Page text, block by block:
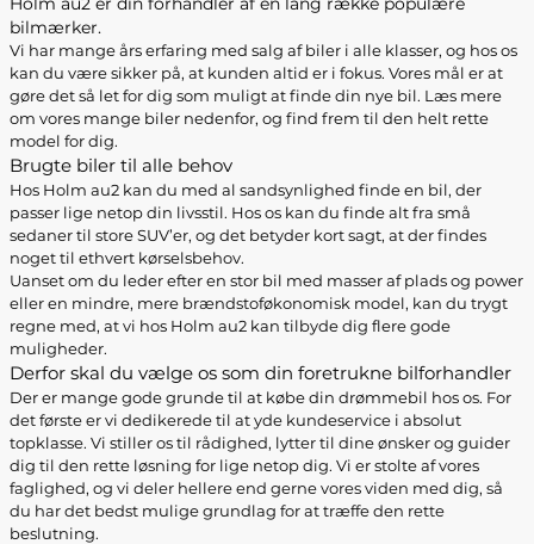
bilmærker.
Vi har mange års erfaring med salg af biler i alle klasser, og hos os
kan du være sikker på, at kunden altid er i fokus. Vores mål er at
gøre det så let for dig som muligt at finde din nye bil. Læs mere
om vores mange biler nedenfor, og find frem til den helt rette
model for dig.
Brugte biler til alle behov
Hos Holm au2 kan du med al sandsynlighed finde en bil, der
passer lige netop din livsstil. Hos os kan du finde alt fra små
sedaner til store SUV’er, og det betyder kort sagt, at der findes
noget til ethvert kørselsbehov.
Uanset om du leder efter en stor bil med masser af plads og power
eller en mindre, mere brændstoføkonomisk model, kan du trygt
regne med, at vi hos Holm au2 kan tilbyde dig flere gode
muligheder.
Derfor skal du vælge os som din foretrukne bilforhandler
Der er mange gode grunde til at købe din drømmebil hos os. For
det første er vi dedikerede til at yde kundeservice i absolut
topklasse. Vi stiller os til rådighed, lytter til dine ønsker og guider
dig til den rette løsning for lige netop dig. Vi er stolte af vores
faglighed, og vi deler hellere end gerne vores viden med dig, så
du har det bedst mulige grundlag for at træffe den rette
beslutning.